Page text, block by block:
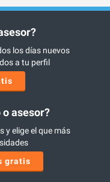
los días nuevos
a tu perfil
o asesor?
y elige el que más
gratis